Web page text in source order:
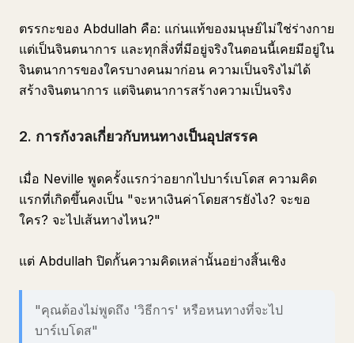
ตรรกะของ Abdullah คือ: แก่นแท้ของมนุษย์ไม่ใช่ร่างกาย
แต่เป็นจินตนาการ และทุกสิ่งที่มีอยู่จริงในตอนนี้เคยมีอยู่ใน
จินตนาการของใครบางคนมาก่อน ความเป็นจริงไม่ได้
สร้างจินตนาการ แต่จินตนาการสร้างความเป็นจริง
2. การกังวลเกี่ยวกับหนทางเป็นอุปสรรค
เมื่อ Neville พูดครั้งแรกว่าอยากไปบาร์เบโดส ความคิด
แรกที่เกิดขึ้นคงเป็น "จะหาเงินค่าโดยสารยังไง? จะขอ
ใคร? จะไปเส้นทางไหน?"
แต่ Abdullah ปิดกั้นความคิดเหล่านั้นอย่างสิ้นเชิง
"คุณต้องไม่พูดถึง 'วิธีการ' หรือหนทางที่จะไป
บาร์เบโดส"